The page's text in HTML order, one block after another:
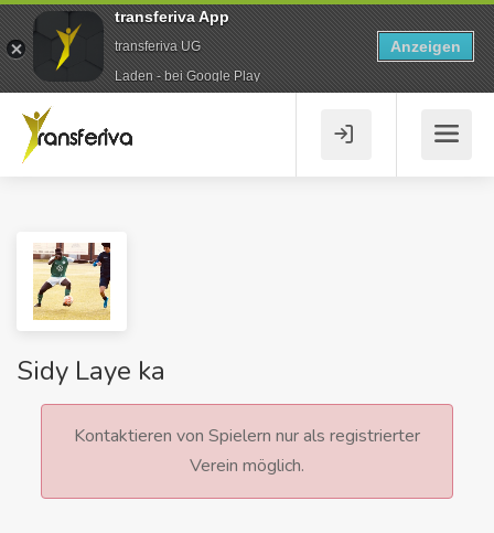
Sidy Laye ka
Kontaktieren von Spielern nur als registrierter
Verein möglich.
transferiva App
transferiva UG
Laden - bei Google Play
Anzeigen